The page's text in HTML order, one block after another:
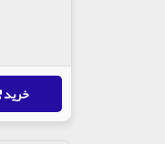
خرید